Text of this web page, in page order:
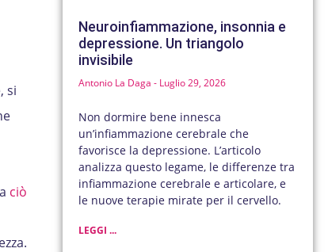
si
ciò
Neuroinfiammazione, insonnia e
depressione. Un triangolo
invisibile
Antonio La Daga Luglio 29, 2026
Non dormire bene innesca
un’infiammazione cerebrale che
favorisce la depressione. L’articolo
analizza questo legame, le differenze tra
infiammazione cerebrale e articolare, e
le nuove terapie mirate per il cervello.
LEGGI ...